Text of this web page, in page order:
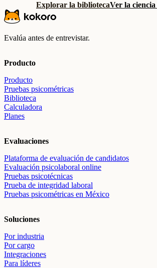
Explorar la bibliotecaVer la
Evalúa antes de entrevistar.
Producto
Producto
Pruebas psicométricas
Biblioteca
Calculadora
Planes
Evaluaciones
Plataforma de evaluación de candidatos
Evaluación psicolaboral online
Pruebas psicotécnicas
Prueba de integridad laboral
Pruebas psicométricas en México
Soluciones
Por industria
Por cargo
Integraciones
Para líderes